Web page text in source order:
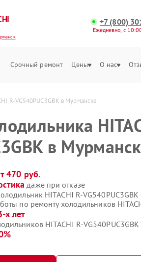
+7 (800)
Ежедневно, с
Срочный ремонт Цены О нас
R-VG540PUC3GBK в Мурманске
в
470 руб.
даже при отказе
HITACHI R-VG540PUC3GBK
по ремонту холодильников
х лет
HITACHI R-VG540PUC3GBK